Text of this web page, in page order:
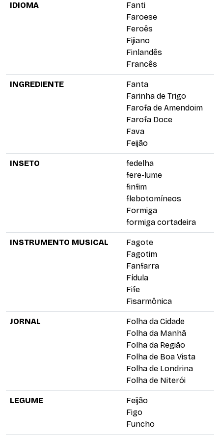
IDIOMA
Fanti
Faroese
Feroês
Fijiano
Finlandês
Francês
INGREDIENTE
Fanta
Farinha de Trigo
Farofa de Amendoim
Farofa Doce
Fava
Feijão
INSETO
fedelha
fere-lume
finfim
flebotomíneos
Formiga
formiga cortadeira
INSTRUMENTO MUSICAL
Fagote
Fagotim
Fanfarra
Fídula
Fife
Fisarmônica
JORNAL
Folha da Cidade
Folha da Manhã
Folha da Região
Folha de Boa Vista
Folha de Londrina
Folha de Niterói
LEGUME
Feijão
Figo
Funcho